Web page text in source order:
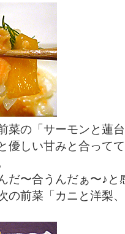
菜の「サーモンと蓮
優しい甘みと合って
だ〜合うんだぁ〜♪と
の前菜「カニと洋梨